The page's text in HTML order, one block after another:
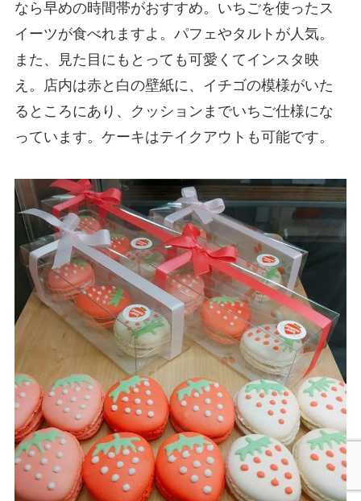
なら早めの時間帯がおすすめ。いちごを使ったス
イーツが食べれますよ。パフェやタルトが人気。
また、見た目にもとっても可愛くてインスタ映
え。店内は赤と白の壁紙に、イチゴの模様がいた
るところにあり、クッションまでいちご仕様にな
っています。ケーキはテイクアウトも可能です。